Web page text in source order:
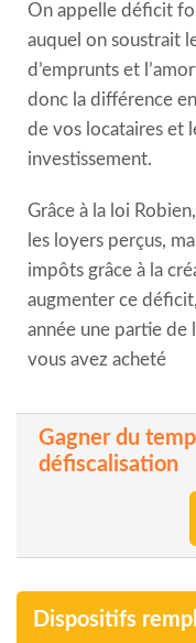
On appelle déficit
auquel on soustrait
d’emprunts et
donc la différence
de vos locataires et
investissement.
Grâce à la loi
les loyers perçus,
impôts grâce à la
augmenter ce
année une partie de
vous avez acheté
Gagner du
défiscalisation
Dispositifs